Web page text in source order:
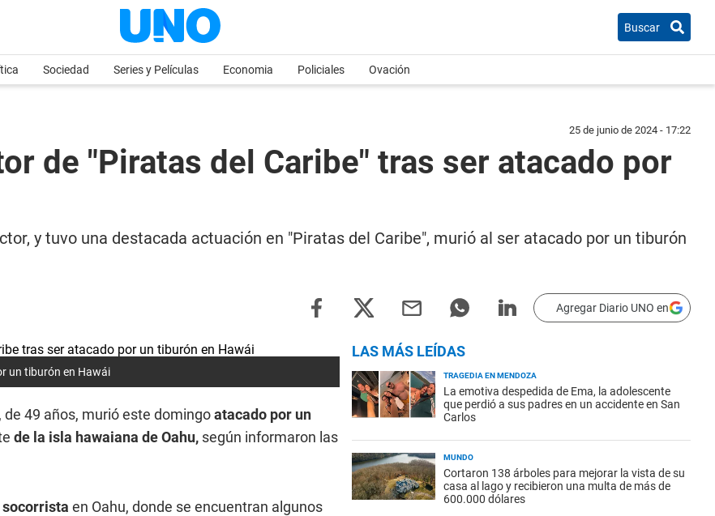
Buscar
Sociedad Series y Películas Economia Policiales Ovación
25 de junio de 2024 - 17:22
de "Piratas del Caribe" tras ser atacado por
y tuvo una destacada actuación en "Piratas del Caribe", murió al ser atacado por un tiburón
Agregar Diario UNO en
un tiburón en Hawái
49 años, murió este domingoatacado por un
de la isla hawaiana de Oahu, según informaron las
en Oahu, donde se encuentran algunos
LAS MÁS LEÍDAS
TRAGEDIA EN MENDOZA
La emotiva despedida de Ema, la adolescente
que perdió a sus padres en un accidente en San
Carlos
MUNDO
Cortaron 138 árboles para mejorar la vista de su
casa al lago y recibieron una multa de más de
600.000 dólares